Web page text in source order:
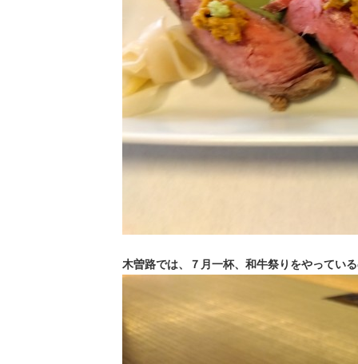
木曽路では、７月一杯、和牛祭りをやってい